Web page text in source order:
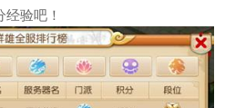
验吧！